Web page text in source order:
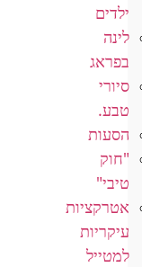
ילדים
לינה
בפראג
סיורי
טבע.
הסעות
"חוק
טיבי"
אטרקציות
עיקריות
למטייל